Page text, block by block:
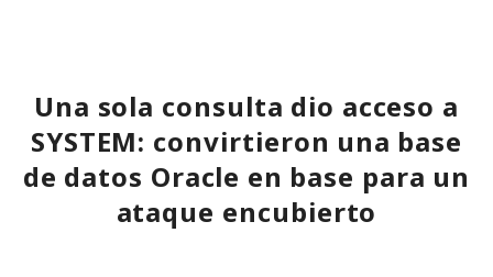
vigilar la actividad de las cuentas por accesos desde
dispositivos desconocidos.
Una sola consulta dio acceso a
SYSTEM: convirtieron una base
de datos Oracle en base para un
ataque encubierto